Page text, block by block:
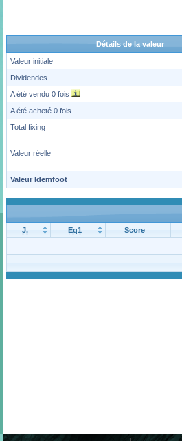
Détails de la valeur
Valeur initiale
Dividendes
A été vendu 0 fois
A été acheté 0 fois
Total fixing
Valeur réelle
Valeur Idemfoot
J.
Eq1 Score